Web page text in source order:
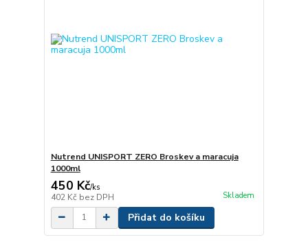
Nutrend UNISPORT ZERO Broskev a maracuja
1000ml
450 Kč/ks
402 Kč bez DPH Skladem
Přidat do košíku